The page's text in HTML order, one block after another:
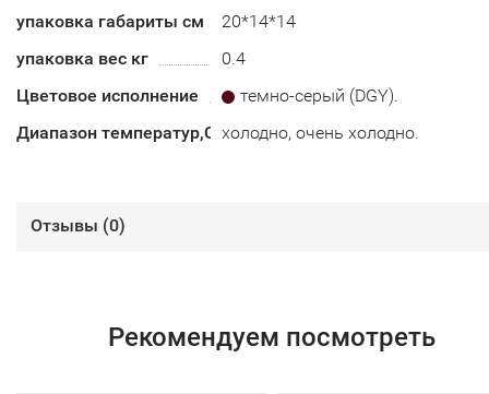
упаковка габариты см
20*14*14
упаковка вес кг
0.4
Цветовое исполнение
темно-серый (DGY).
Диапазон температур,С холодно, очень холодно.
Отзывы (0)
Рекомендуем посмотреть